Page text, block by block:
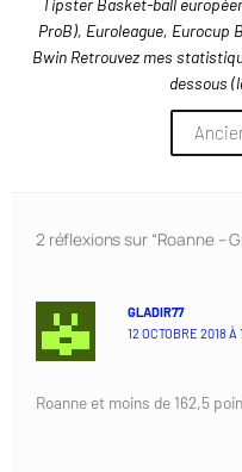
Tipster Basket-ball
ProB), Euroleague, Eurocup
Bwin Retrouvez mes
dessous
2 réflexions sur “Roanne –
GLADIR77
12 OCTOBRE 2018 À
Roanne et moins de 162,5